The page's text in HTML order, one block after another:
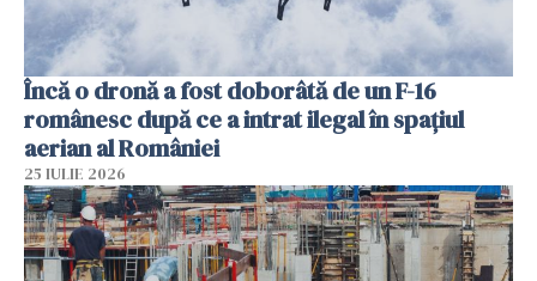
Încă o dronă a fost doborâtă de un F-16
românesc după ce a intrat ilegal în spațiul
aerian al României
25 IULIE 2026